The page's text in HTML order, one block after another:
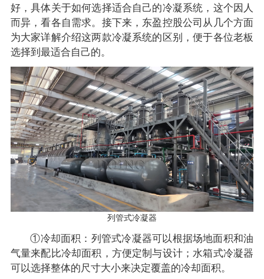
好，具体关于如何选择适合自己的冷凝系统，这个因人
而异，看各自需求。接下来，东盈控股公司从几个方面
为大家详解介绍这两款冷凝系统的区别，便于各位老板
选择到最适合自己的。
列管式冷凝器
①冷却面积：列管式冷凝器可以根据场地面积和油
气量来配比冷却面积，方便定制与设计；水箱式冷凝器
可以选择整体的尺寸大小来决定覆盖的冷却面积。